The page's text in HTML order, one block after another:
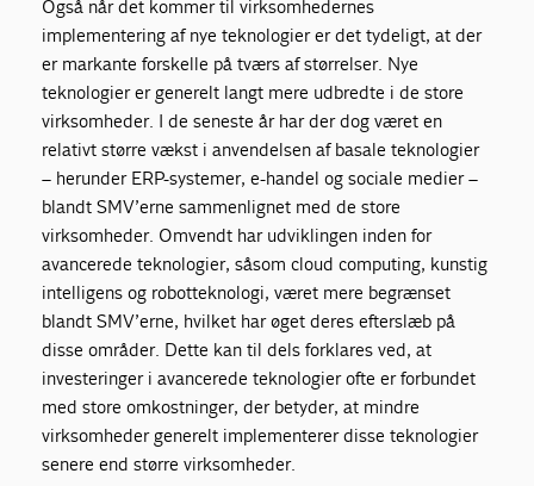
Også når det kommer til virksomhedernes
implementering af nye teknologier er det tydeligt, at der
er markante forskelle på tværs af størrelser. Nye
teknologier er generelt langt mere udbredte i de store
virksomheder. I de seneste år har der dog været en
relativt større vækst i anvendelsen af basale teknologier
– herunder ERP-systemer, e-handel og sociale medier –
blandt SMV’erne sammenlignet med de store
virksomheder. Omvendt har udviklingen inden for
avancerede teknologier, såsom cloud computing, kunstig
intelligens og robotteknologi, været mere begrænset
blandt SMV’erne, hvilket har øget deres efterslæb på
disse områder. Dette kan til dels forklares ved, at
investeringer i avancerede teknologier ofte er forbundet
med store omkostninger, der betyder, at mindre
virksomheder generelt implementerer disse teknologier
senere end større virksomheder.